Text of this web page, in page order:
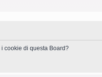
cookie di questa Board?